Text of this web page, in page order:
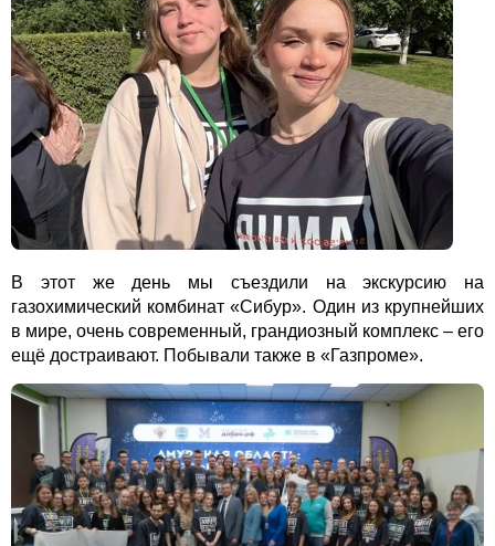
В этот же день мы съездили на экскурсию на
газохимический комбинат «Сибур». Один из крупнейших
в мире, очень современный, грандиозный комплекс – его
ещё достраивают. Побывали также в «Газпроме».